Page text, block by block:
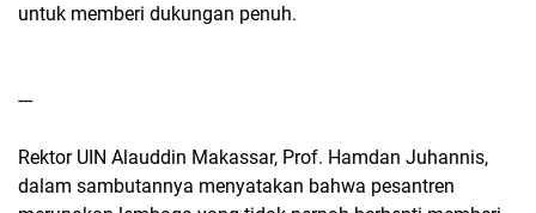
untuk memberi dukungan penuh.
---
Rektor UIN Alauddin Makassar, Prof. Hamdan Juhannis,
dalam sambutannya menyatakan bahwa pesantren